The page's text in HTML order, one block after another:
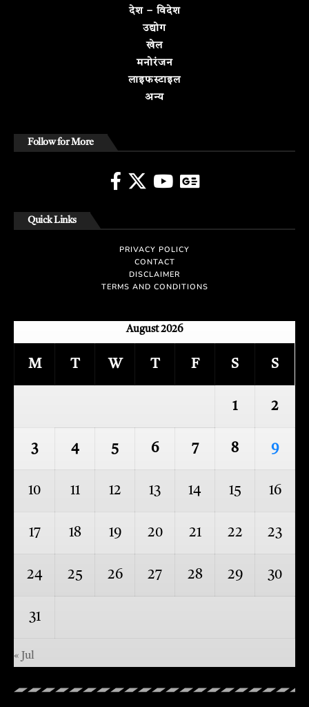
देश – विदेश
उद्योग
खेल
मनोरंजन
लाइफस्टाइल
अन्य
Follow for More
Quick Links
PRIVACY POLICY
CONTACT
DISCLAIMER
TERMS AND CONDITIONS
August 2026
M T W T F S S
1 2
3 4 5 6 7 8 9
10 11 12 13 14 15 16
17 18 19 20 21 22 23
24 25 26 27 28 29 30
31
« Jul